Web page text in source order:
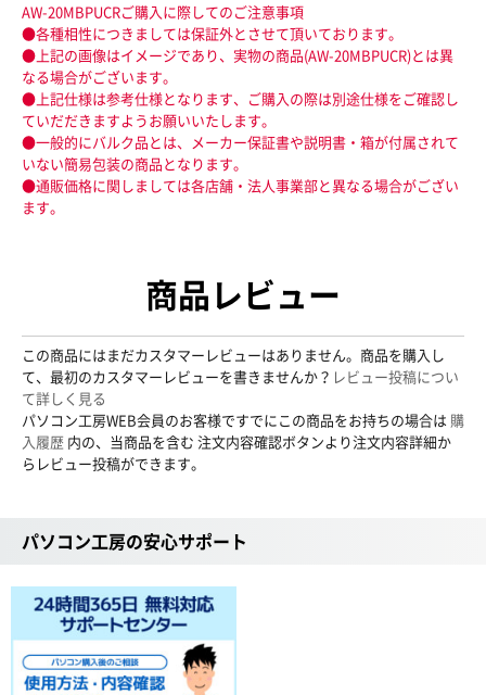
AW-20MBPUCRご購入に際してのご注意事項
●各種相性につきましては保証外とさせて頂いております。
●上記の画像はイメージであり、実物の商品(AW-20MBPUCR)とは異
なる場合がございます。
●上記仕様は参考仕様となります、ご購入の際は別途仕様をご確認し
ていだだきますようお願いいたします。
●一般的にバルク品とは、メーカー保証書や説明書・箱が付属されて
いない簡易包装の商品となります。
●通販価格に関しましては各店舗・法人事業部と異なる場合がござい
ます。
商品レビュー
この商品にはまだカスタマーレビューはありません。商品を購入し
て、最初のカスタマーレビューを書きませんか？ レビュー投稿につい
て詳しく見る
パソコン工房WEB会員のお客様ですでにこの商品をお持ちの場合は 購
入履歴 内の、当商品を含む 注文内容確認ボタンより注文内容詳細か
らレビュー投稿ができます。
パソコン工房の安心サポート